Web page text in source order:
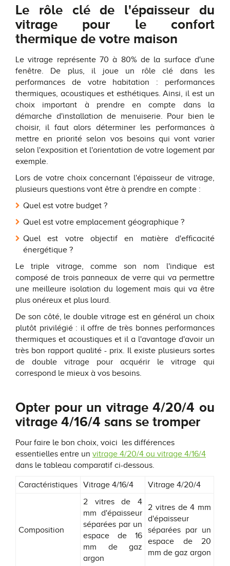
Le rôle clé de l'épaisseur du
vitrage pour le confort
thermique de votre maison
Le vitrage représente 70 à 80% de la surface d'une
fenêtre. De plus, il joue un rôle clé dans les
performances de votre habitation : performances
thermiques, acoustiques et esthétiques. Ainsi, il est un
choix important à prendre en compte dans la
démarche d'installation de menuiserie. Pour bien le
choisir, il faut alors déterminer les performances à
mettre en priorité selon vos besoins qui vont varier
selon l'exposition et l'orientation de votre logement par
exemple.
Lors de votre choix concernant l'épaisseur de vitrage,
plusieurs questions vont être à prendre en compte :
Quel est votre budget ?
Quel est votre emplacement géographique ?
Quel est votre objectif en matière d'efficacité
énergétique ?
Le triple vitrage, comme son nom l'indique est
composé de trois panneaux de verre qui va permettre
une meilleure isolation du logement mais qui va être
plus onéreux et plus lourd.
De son côté, le double vitrage est en général un choix
plutôt privilégié : il offre de très bonnes performances
thermiques et acoustiques et il a l'avantage d'avoir un
très bon rapport qualité - prix. Il existe plusieurs sortes
de double vitrage pour acquérir le vitrage qui
correspond le mieux à vos besoins.
Opter pour un vitrage 4/20/4 ou
vitrage 4/16/4 sans se tromper
Pour faire le bon choix, voici les différences
essentielles entre un vitrage 4/20/4 ou vitrage 4/16/4
dans le tableau comparatif ci-dessous.
Caractéristiques Vitrage 4/16/4 Vitrage 4/20/4
Composition
2 vitres de 4
mm d'épaisseur
séparées par un
espace de 16
mm de gaz
argon
2 vitres de 4 mm
d'épaisseur
séparées par un
espace de 20
mm de gaz argon